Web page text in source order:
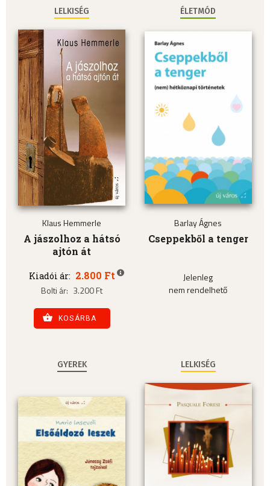
LELKISÉG
Klaus Hemmerle
A jászolhoz a hátsó
ajtón át
Kiadói ár: 2.800 Ft
Bolti ár: 3.200 Ft
KOSÁRBA
ÉLETMÓD
Barlay Ágnes
Cseppekből a tenger
Jelenleg
nem rendelhető
GYEREK LELKISÉG